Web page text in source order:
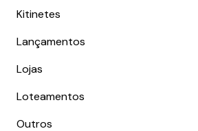
Kitinetes
Lançamentos
Lojas
Loteamentos
Outros